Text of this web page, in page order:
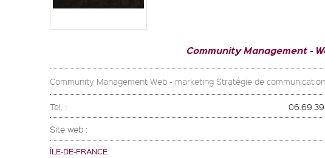
Community Management
Community Management Web - marketing Stratégie de
Tel. :
Site web :
ÎLE-DE-FRANCE